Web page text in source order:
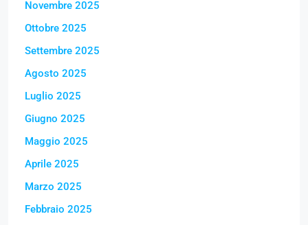
Novembre 2025
Ottobre 2025
Settembre 2025
Agosto 2025
Luglio 2025
Giugno 2025
Maggio 2025
Aprile 2025
Marzo 2025
Febbraio 2025